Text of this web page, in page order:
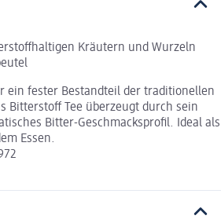
Kräutern und Wurzeln
ein fester Bestandteil der traditionellen
Bitterstoff Tee überzeugt durch sein
Bitter-Geschmacksprofil. Ideal als
Essen.